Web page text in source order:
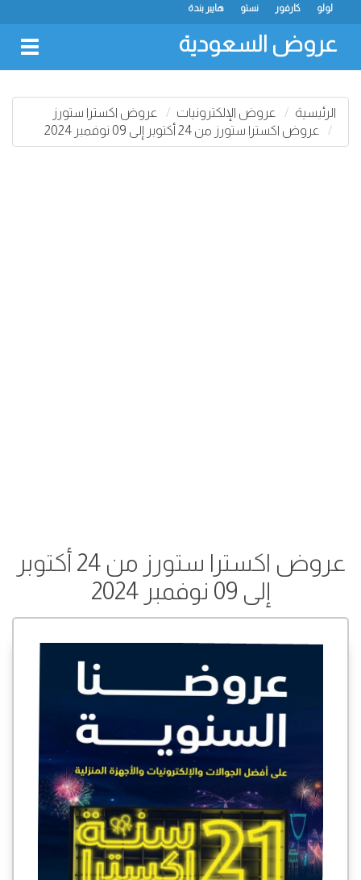
هايبر بندة نستو كارفور لولو
عروض السعودية
الرئيسية عروض الإلكترونيات
عروض اكسترا ستورز
عروض اكسترا ستورز من 24 أكتوبر إلى 09 نوفمبر 2024
عروض اكسترا ستورز من 24 أكتوبر
إلى 09 نوفمبر 2024